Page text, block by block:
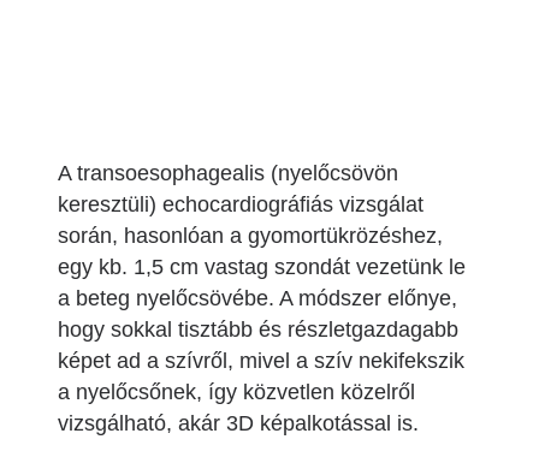
A transoesophagealis (nyelőcsövön
keresztüli) echocardiográfiás vizsgálat
során, hasonlóan a gyomortükrözéshez,
egy kb. 1,5 cm vastag szondát vezetünk le
a beteg nyelőcsövébe. A módszer előnye,
hogy sokkal tisztább és részletgazdagabb
képet ad a szívről, mivel a szív nekifekszik
a nyelőcsőnek, így közvetlen közelről
vizsgálható, akár 3D képalkotással is.